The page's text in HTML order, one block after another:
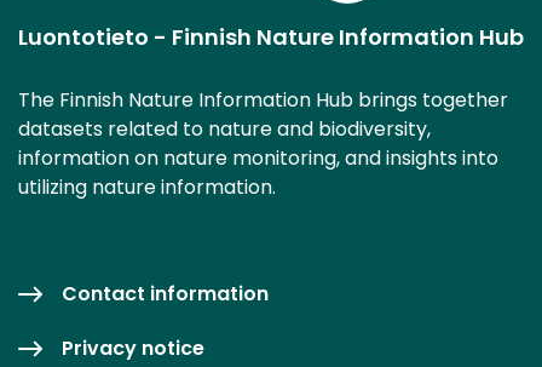
Luontotieto - Finnish Nature Information Hub
The Finnish Nature Information Hub brings together
datasets related to nature and biodiversity,
information on nature monitoring, and insights into
utilizing nature information.
Contact information
Privacy notice